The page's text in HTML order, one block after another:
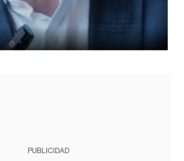
PUBLICIDAD